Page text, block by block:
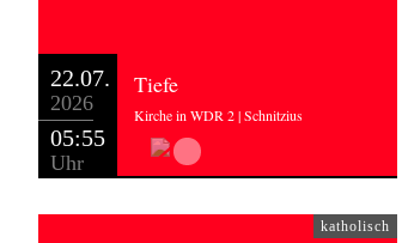
22.07.
2026
05:55
Uhr
Tiefe
Kirche in WDR 2 | Schnitzius
katholisch